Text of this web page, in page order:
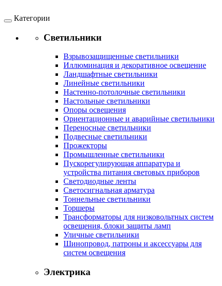
Категории
Светильники
Взрывозащищенные светильники
Иллюминация и декоративное освещение
Ландшафтные светильники
Линейные светильники
Настенно-потолочные светильники
Настольные светильники
Опоры освещения
Ориентационные и аварийные светильники
Переносные светильники
Подвесные светильники
Прожекторы
Промышленные светильники
Пускорегулирующая аппаратура и
устройства питания световых приборов
Светодиодные ленты
Светосигнальная арматура
Тоннельные светильники
Торшеры
Трансформаторы для низковольтных систем
освещения, блоки защиты ламп
Уличные светильники
Шинопровод, патроны и аксессуары для
систем освещения
Электрика